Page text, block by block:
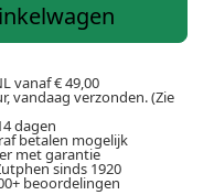
vanaf € 49,00
vandaag verzonden. (Zie
dagen
betalen mogelijk
met garantie
sinds 1920
beoordelingen